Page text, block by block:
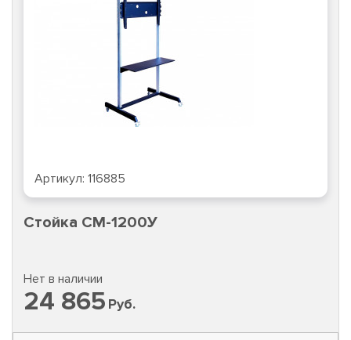
Артикул: 116885
Стойка CM-1200У
Нет в наличии
24 865 Руб.